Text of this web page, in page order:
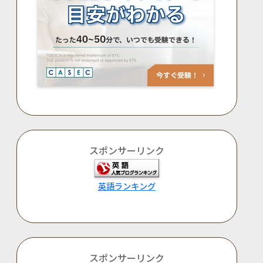
スポンサーリンク
英語ランキング
スポンサーリンク